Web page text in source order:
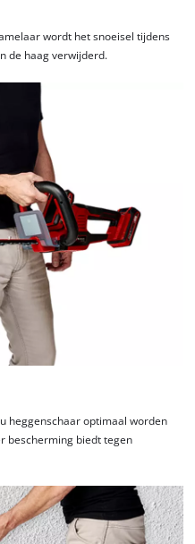
wordt het snoeisel tijdens
de haag verwijderd.
heggenschaar optimaal worden
bescherming biedt tegen